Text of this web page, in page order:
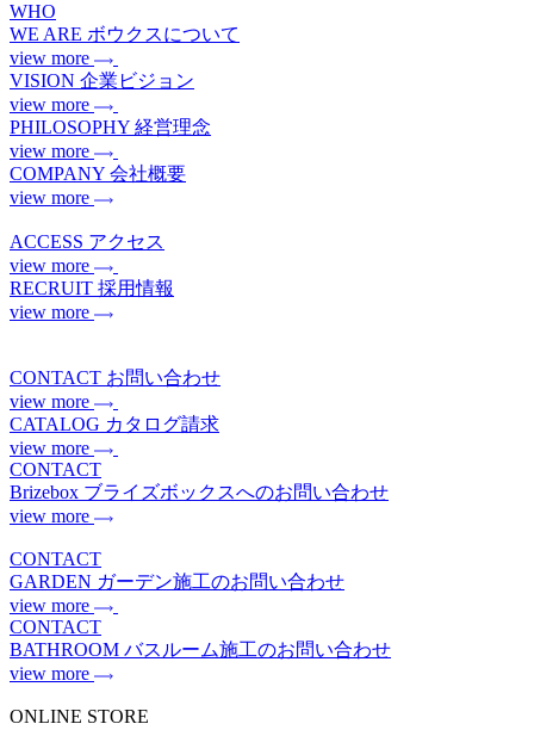
WHO
WE ARE ボウクスについて
view more
VISION 企業ビジョン
view more
PHILOSOPHY 経営理念
view more
COMPANY 会社概要
view more
ACCESS アクセス
view more
RECRUIT 採用情報
view more
CONTACT お問い合わせ
view more
CATALOG カタログ請求
view more
CONTACT
Brizebox ブライズボックスへのお問い合わせ
view more
CONTACT
GARDEN ガーデン施工のお問い合わせ
view more
CONTACT
BATHROOM バスルーム施工のお問い合わせ
view more
ONLINE STORE